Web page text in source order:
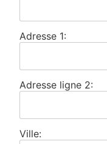
Adresse 1:
Adresse ligne 2:
Ville: